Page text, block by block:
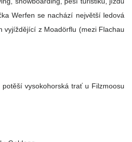
vyjíždějící z Moadörflu (mezi Flachau
vysokohorská trať u Filzmoosu